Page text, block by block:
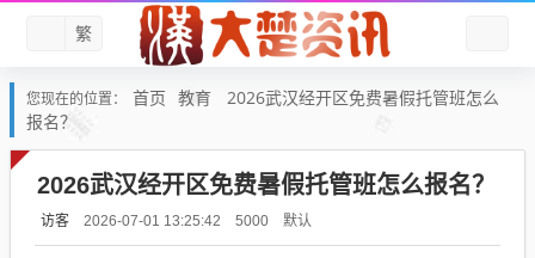
繁
您现在的位置： 首页 教育
2026武汉经开区免费暑假托管班怎么
报名？
2026武汉经开区免费暑假托管班怎么报名？
访客 2026-07-01 13:25:42 5000 默认